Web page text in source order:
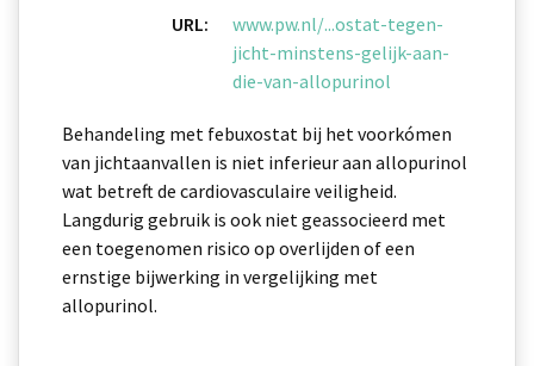
URL:
www.pw.nl/...ostat-tegen-
jicht-minstens-gelijk-aan-
die-van-allopurinol
Behandeling met febuxostat bij het voorkómen
van jichtaanvallen is niet inferieur aan allopurinol
wat betreft de cardiovasculaire veiligheid.
Langdurig gebruik is ook niet geassocieerd met
een toegenomen risico op overlijden of een
ernstige bijwerking in vergelijking met
allopurinol.